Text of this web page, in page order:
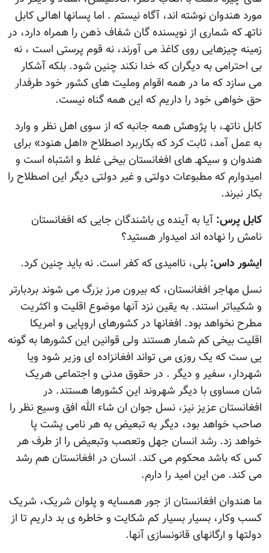
مورد هندوان نوشته اند، آگاه نیستم . اما پسانها اهالی کابل
ناتهـ که شماری از نویسنده گان شفاف ذهن را همراه دارد، در
زمینه چیزهایی روی کاغذ می آورند، نه قوم پرستی است ، نه
بی احترامی به دیگران که خدا نکند چنین شود. بلکه آشکار
می سازد که ما در همه اقوام وملیت های کشور خود طرفدار
حق خواهی خود را داریم که این همه گناه نیست.
کابل ناتهـ، با پژوهش همه جانبه که از سوی اهل نظر و وارد
به عمل آمد، ثابت کرد که بکاربرد اصطلاح «اهل هنود» برای
هندوان و سیکهـ های افغانستان بیخی غلط و اشتباه است و
امیدوارم که مطبوعات دولتی و غیر دولتی دیگر این اصطلاح را
بکار نبرند.
کابل پرس: آيا به آينده ی باشندگان جایی که افغانستان
نامش را نهاده اند امیدوار هستید؟
ایشور داس: بلی، ناامیدی که کفر است. نه باید چنین کرد.
نسل مهاجر افغانستان، که بیرون مرز بزرگ می شوند بردبارتر
و شکیباتر استند. به یقین نزد آنها موضوع اقلیت و اکثریت
مطرح نخواهد بود. افغانها در کشورهای اروپایی و امریکا
اقلیت بیخی کم شمار هستند ولی قوانین این کشورها به گونه
یی ست که یک روزی می تواند افغانزاده ای وزیر شود ویا
شهردار، سفیر و دیگر . در حقوق مدنی و اجتماعی هریک
شان مساوی با دیگر شهروند این کشورها هستند. در
افغانستان عزیز نیز، نسل جوان ان شاء الله افق وسیع نظر را
صاحب خواهد بود، دیگر به تبعیض به هر نامی پشت پا
خواهد زد. رشد انسان جهل وتعصب وتبعیض را از طرف هر
کس که باشد محکوم می کند. انسان در افغانستان هم رشد
می کند. من این امید را دارم.
ما هندوان افغانستان از جور همسایه و پلوان شریک، شریک
کسب وکار، بسیار بسیار کم شکایت و خاطره ی بد داریم تا از
دولتها و ارگانهای قانونسازی آنها.